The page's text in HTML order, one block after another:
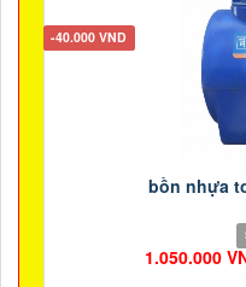
-40.000 VND
bồn nhựa
1.050.000